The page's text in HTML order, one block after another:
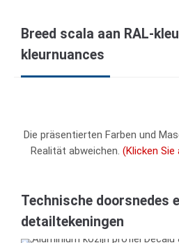
Breed scala aan RAL-
kleurnuances
Die präsentierten Farben und
Realität abweichen. (Klicken
Technische doorsnedes
detailtekeningen